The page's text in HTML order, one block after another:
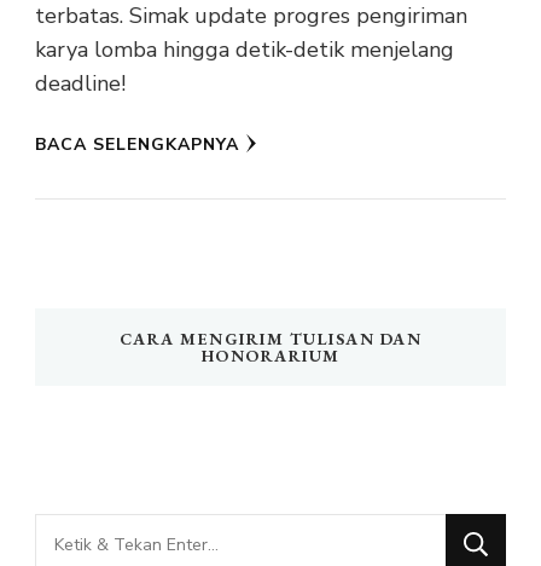
terbatas. Simak update progres pengiriman
karya lomba hingga detik-detik menjelang
deadline!
BACA SELENGKAPNYA
CARA MENGIRIM TULISAN DAN
HONORARIUM
Mencari